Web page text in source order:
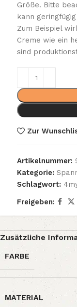
Größe. Bitte
kann
Zum Beispiel
Creme wie ein
sind
Zur
Artikelnummer:
Kategorie:
Schlagwort:
Freigeben:
Zusätzliche
FARBE
MATERIAL